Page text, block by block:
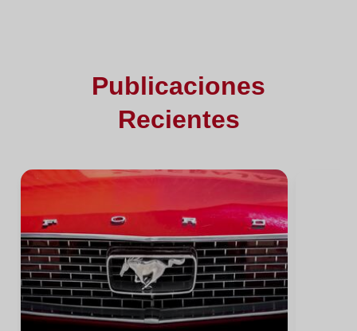
Publicaciones
Recientes